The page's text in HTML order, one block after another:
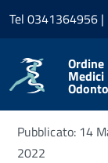
Tel 0341364956
Home
Pubblicato: 14
2022